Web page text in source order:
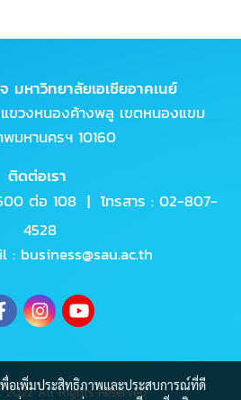
มหาวิทยาลัยเอเชียอาคเนย์
ขวงหนองค้างพลู เขตหนองแขม
พมหานครฯ 10160
ติดต่อเรา
ต่อ 108 | โทรสาร : 02-807-
4528
: business@sau.ac.th
All Rights Reserved
พื่อเพิ่มประสิทธิภาพและประสบการณ์ที่ดี